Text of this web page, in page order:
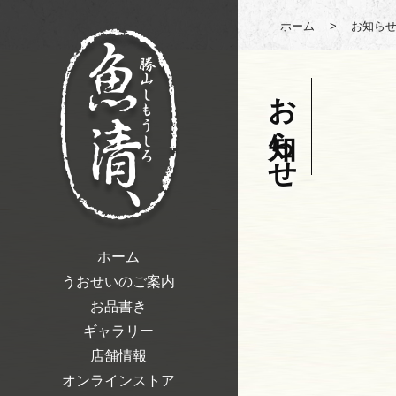
ホーム
うおせいのご案内
お品書き
ギャラリー
店舗情報
オンラインストア
ホーム > お知ら
お知らせ